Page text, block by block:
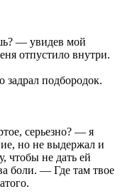
— увидев мой
отпустило внутри.
подбородок.
серьезно? — я
но не выдержал и
чтобы не дать ей
боли. — Где там твое